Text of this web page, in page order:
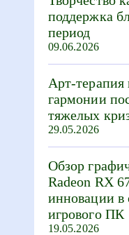
поддержка
период
09.06.2026
Арт-терапия
гармонии
тяжелых
29.05.2026
Обзор
Radeon RX
инновации в
игрового ПК
19.05.2026